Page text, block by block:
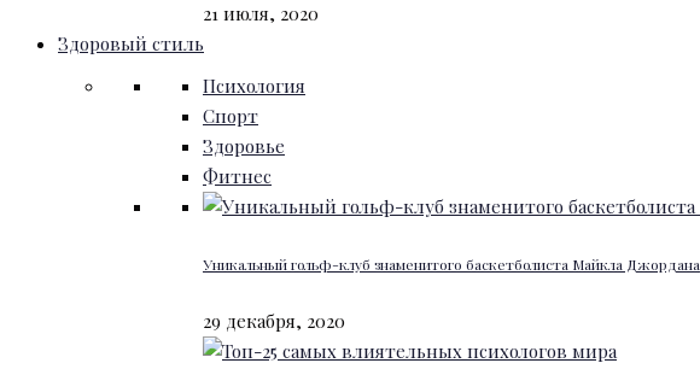
21 июля, 2020
Здоровый стиль
Психология
Спорт
Здоровье
Фитнес
Уникальный гольф-клуб знаменитого баскетболиста Майкла Джордана
29 декабря, 2020